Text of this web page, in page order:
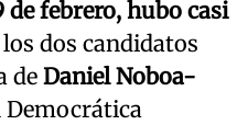
febrero, hubo casi
dos candidatos
de Daniel Noboa-
Democrática